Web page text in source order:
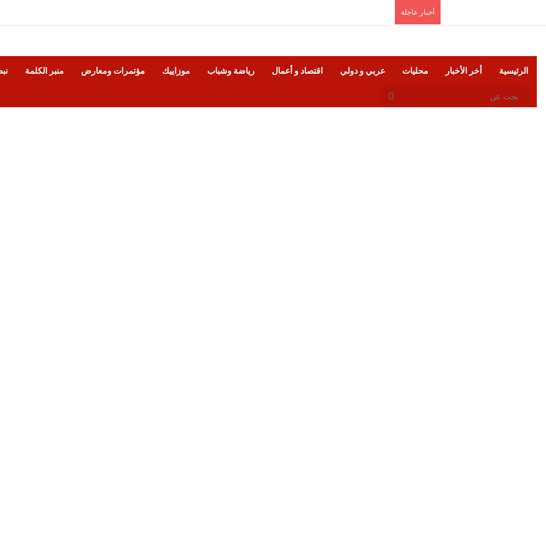
أخبار عاجلة
الرئيسية أخر الأخبار محليات عربي و دولي اقتصاد و أعمال رياضة وشباب موزاييك مؤتمرات ومعارض منبر الكلمة